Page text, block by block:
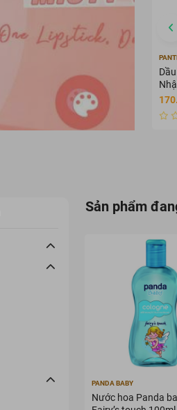
Sản phẩm
PANDA BABY
Nước hoa Panda